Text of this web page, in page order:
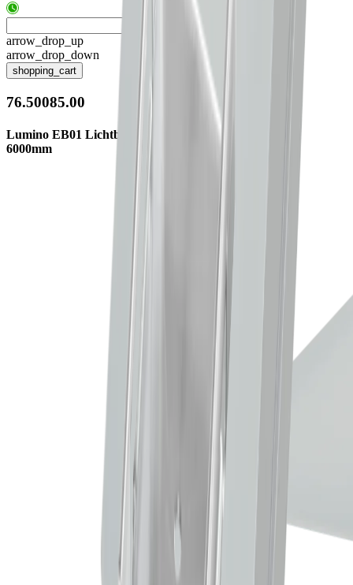
arrow_drop_up
arrow_drop_down
shopping_cart
76.50085.00
Lumino EB01 Lichtblende opal,
6000mm